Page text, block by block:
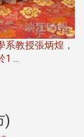
教授張炳煌，
1 ...
)